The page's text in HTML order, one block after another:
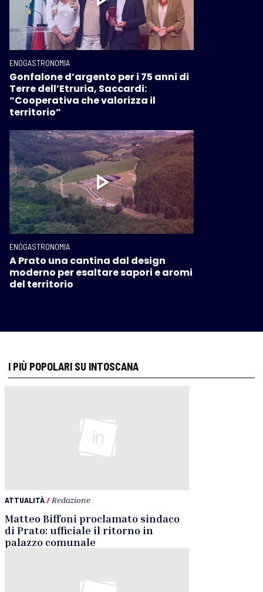
ENOGASTRONOMIA
Gonfalone d’argento per i 75 anni di
Terre dell’Etruria, Saccardi:
“Cooperativa che valorizza il
territorio”
ENOGASTRONOMIA
A Prato una cantina dal design
moderno per esaltare sapori e aromi
del territorio
I PIÙ POPOLARI SU INTOSCANA
ATTUALITÀ/ Redazione
Matteo Biffoni proclamato sindaco
di Prato: ufficiale il ritorno in
palazzo comunale